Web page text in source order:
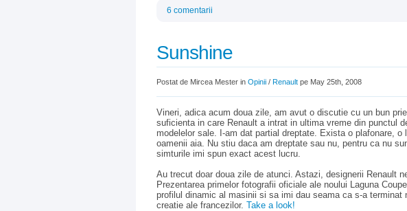
6 comentarii
Sunshine
Postat de Mircea Mester in Opinii / Renault pe May 25th, 2008
Vineri, adica acum doua zile, am avut o discutie cu un bun
suficienta in care Renault a intrat in ultima vreme din punctul
modelelor sale. I-am dat partial dreptate. Exista o plafonare,
oamenii aia. Nu stiu daca am dreptate sau nu, pentru ca nu
simturile imi spun exact acest lucru.
Au trecut doar doua zile de atunci. Astazi, designerii Renault
Prezentarea primelor fotografii oficiale ale noului Laguna
profilul dinamic al masinii si sa imi dau seama ca s-a terminat
creatie ale francezilor. Take a look!